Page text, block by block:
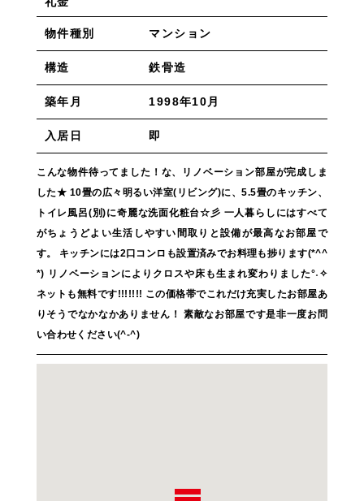
物件種別 マンション
構造 鉄骨造
築年月 1998年10月
入居日 即
こんな物件待ってました！な、リノベーション部屋が完成しま
した★ 10畳の広々明るい洋室(リビング)に、5.5畳のキッチン、
トイレ風呂(別)に奇麗な洗面化粧台☆彡 一人暮らしにはすべて
がちょうどよい生活しやすい間取りと設備が最高なお部屋で
す。 キッチンには2口コンロも設置済みでお料理も捗ります(*^^
*) リノベーションによりクロスや床も生まれ変わりました°˖✧
ネットも無料です!!!!!!! この価格帯でこれだけ充実したお部屋あ
りそうでなかなかありません！ 素敵なお部屋です是非一度お問
い合わせください(^-^)